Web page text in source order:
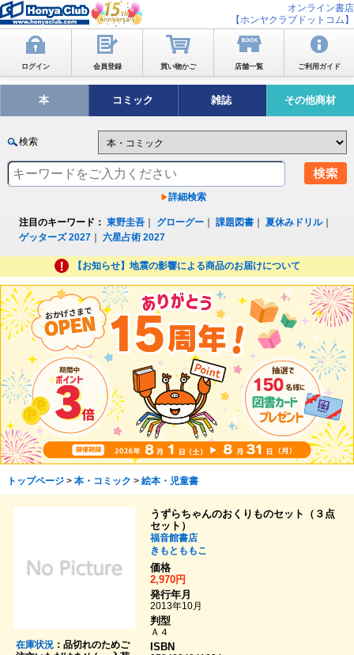
オンライン書店
【ホンヤクラブドットコム】
ログイン 会員登録 買い物かご 店舗一覧 ご利用ガイド
本 コミック 雑誌 その他商材
検索
詳細検索
注目のキーワード： 東野圭吾 グローグー ｜課題図書 ｜夏休みドリル｜
ゲッターズ 2027 ｜六星占術 2027
【お知らせ】地震の影響による商品のお届けについて
トップページ> 本・コミック > 絵本・児童書
在庫状況：品切れのためご
うずらちゃんのおくりものセット（３点
セット）
福音館書店
きもとももこ
価格
2,970円
発行年月
2013年10月
判型
Ａ４
ISBN